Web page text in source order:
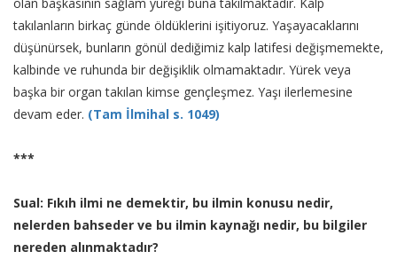
olan başkasının sağlam yüreği buna takılmaktadır. Kalp
takılanların birkaç günde öldüklerini işitiyoruz. Yaşayacaklarını
düşünürsek, bunların gönül dediğimiz kalp latifesi değişmemekte,
kalbinde ve ruhunda bir değişiklik olmamaktadır. Yürek veya
başka bir organ takılan kimse gençleşmez. Yaşı ilerlemesine
devam eder. (Tam İlmihal s. 1049)
***
Sual: Fıkıh ilmi ne demektir, bu ilmin konusu nedir,
nelerden bahseder ve bu ilmin kaynağı nedir, bu bilgiler
nereden alınmaktadır?